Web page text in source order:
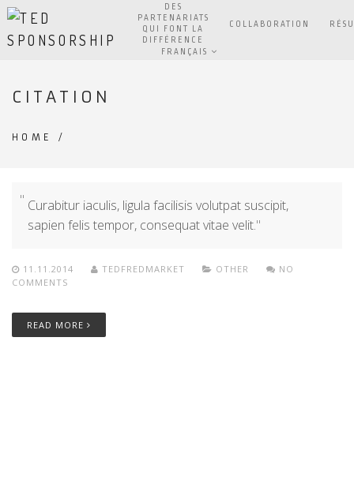
DES
PARTENARIATS
QUI FONT LA
DIFFÉRENCE
COLLABORATION
FRANÇAIS
CITATION
HOME /
Curabitur iaculis, ligula facilisis volutpat suscipit,
sapien felis tempor, consequat vitae velit.
11.11.2014 TEDFREDMARKET OTHER
NO
COMMENTS
READ MORE